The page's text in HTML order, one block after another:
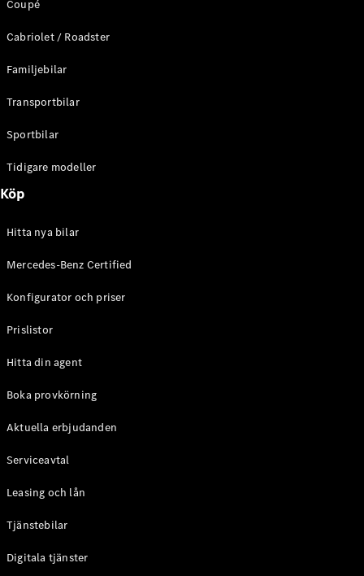
Terrain
E-Klass
Kombi
E-Klass
Terrain
Konfigurator
Store
A-Klass
Konfigurator
Mercedes-
Benz Online
Coupé
Coupé
Cabriolet / Roadster
Familjebilar
Transportbilar
Sportbilar
Tidigare modeller
Köp
Hitta nya bilar
Mercedes-Benz Certified
Konfigurator och priser
Prislistor
Hitta din agent
Boka provkörning
Aktuella erbjudanden
Serviceavtal
Leasing och lån
Tjänstebilar
Digitala tjänster